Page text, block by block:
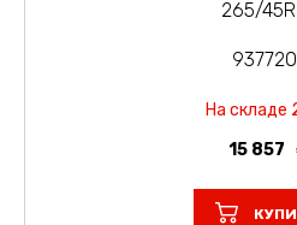
265/
На складе
15 857